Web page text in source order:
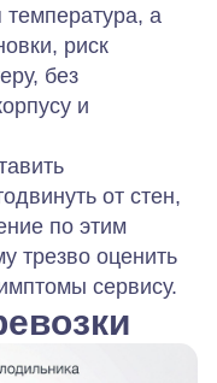
температура, а
риск
без
и
от стен,
по этим
трезво оценить
сервису.